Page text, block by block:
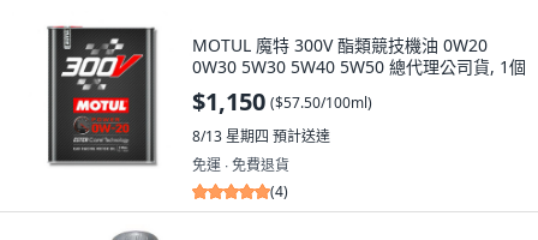
MOTUL 魔特 300V 酯類競技機油 0W20
0W30 5W30 5W40 5W50 總代理公司貨, 1個
$1,150 ($57.50/100ml)
8/13 星期四 預計送達
免運 ∙ 免費退貨
(4)